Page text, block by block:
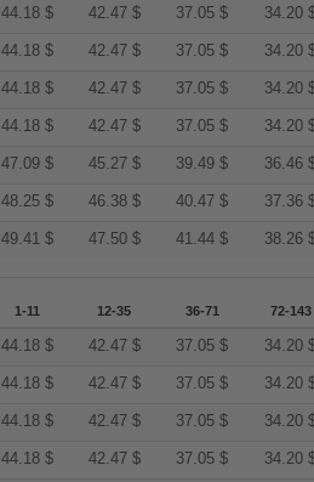
44.18 $ 42.47 $ 37.05$ 34.20
44.18 $ 42.47 $ 37.05$ 34.20
44.18 $ 42.47 $ 37.05$ 34.20
44.18 $ 42.47 $ 37.05$ 34.20
47.09 $ 45.27 $ 39.49$ 36.46
48.25 $ 46.38 $ 40.47$ 37.36
49.41 $ 47.50 $ 41.44$ 38.26
1-11 12-35 36-71 72-143
44.18 $ 42.47 $ 37.05$ 34.20
44.18 $ 42.47 $ 37.05$ 34.20
44.18 $ 42.47 $ 37.05$ 34.20
44.18 $ 42.47 $ 37.05$ 34.20